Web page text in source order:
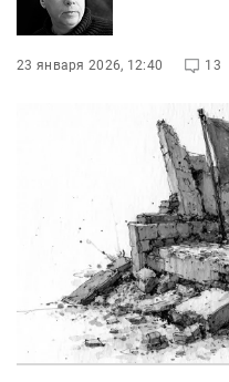
23 января 2026, 12:40 13